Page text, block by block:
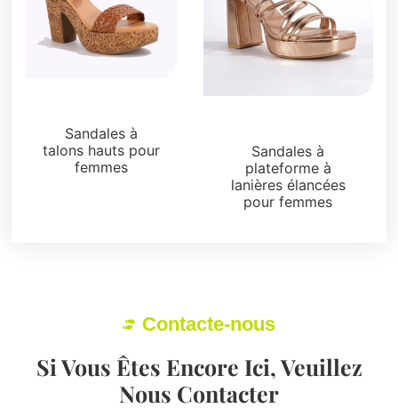
Sandales à
talons hauts pour
femmes
Sandales à
plateforme à
lanières élancées
pour femmes
Contacte-nous
Si Vous Êtes Encore Ici, Veuillez
Nous Contacter